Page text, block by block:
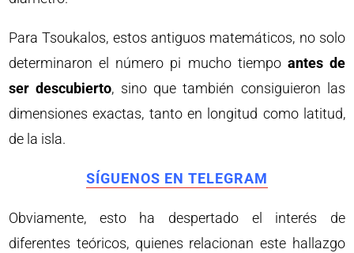
Para Tsoukalos, estos antiguos matemáticos, no solo
determinaron el número pi mucho tiempo antes de
ser descubierto, sino que también consiguieron las
dimensiones exactas, tanto en longitud como latitud,
de la isla.
SÍGUENOS EN TELEGRAM
Obviamente, esto ha despertado el interés de
diferentes teóricos, quienes relacionan este hallazgo